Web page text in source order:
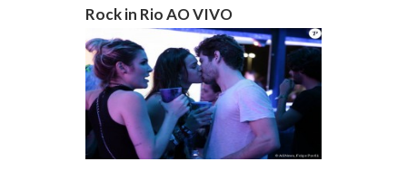
Rock in Rio AO VIVO